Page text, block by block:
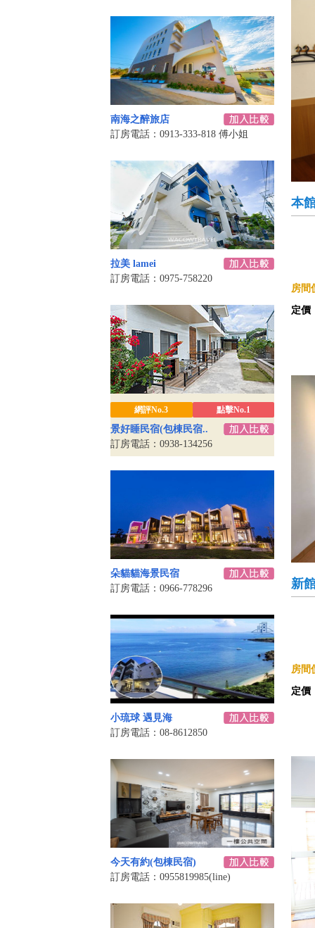
南海之醉旅店
訂房電話：0913-333-818 傅小姐
拉美 lamei
訂房電話：0975-758220
網評No.3 點擊No.1
景好睡民宿(包棟民宿..
訂房電話：0938-134256
朵貓貓海景民宿
訂房電話：0966-778296
小琉球 遇見海
訂房電話：08-8612850
今天有約(包棟民宿)
訂房電話：0955819985(line)
本
房間
定價
新
房間
定價